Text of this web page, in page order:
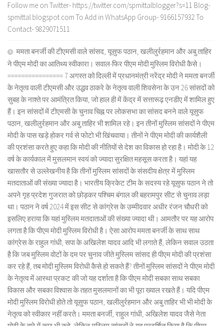
Follow me on Twitter- https://twitter.com/spmittalblogger?s=11 Blog-
spmittal.blogspot.com To Add in WhatsApp Group- 9166157932 To
Contact- 9829071511
ममता बनर्जी की टीएमसी वाले सांसद, यूसुफ पठान, खलीलुर्रहमान और अबु ताहिर
ने पीएम मोदी का आतिथ्य स्वीकारा। सवाल-फिर पीएम मोदी मुस्लिम विरोधी कैसे।
================ 7 अगस्त को दिल्ली में प्रधानमंत्री नरेंद्र मोदी ने ममता बनर्जी
के नेतृत्व वाली टीएमसी और उद्धव ठाकरे के नेतृत्व वाली शिवसेना के उन 26 सांसदों को
सुबह के नाश्ते पर आमंत्रित किया, जो हाल ही में केंद्र में सत्तारूढ़ एनडीए में शामिल हुए
हैं। इन सांसदों में टीएमसी के चुनाव चिह्न पर लोकसभा का सांसद बनने वाले यूसुफ
पठान, खलीलुर्रहमान और अबु ताहिर भी शामिल रहे। इन तीनों मुस्लिम सांसदों ने पीएम
मोदी के पास खड़े होकर गर्व से फोटो भी खिंचवाया। तीनों ने पीएम मोदी की कार्यशैली
की प्रशंसा करते हुए कहा कि मोदी की नीतियों से देश का विकास हो रहा है। मोदी के 12
वर्ष के कार्यकाल में मुसलमान स्वयं को ज्यादा सुरक्षित महसूस करता है। यहां यह
खासतौर से उल्लेखनीय है कि तीनों मुस्लिम सांसदों के संसदीय क्षेत्र में मुस्लिम
मतदाताओं की संख्या ज्यादा है। भारतीय क्रिकेट टीम के सदस्य रहे यूसुफ पठान ने तो
अपने गृह प्रदेश गुजरात को छोड़कर पश्चिम बंगाल की बहरामपुर सीट से चुनाव लड़ा
था। पठान ने वर्ष 2024 में इस सीट से कांग्रेस के उम्मीदवार अधीर रंजन चौधरी को
इसलिए हराया कि यहां मुस्लिम मतदाताओं की संख्या ज्यादा थी। आमतौर पर यह आरोप
लगता है कि पीएम मोदी मुस्लिम विरोधी है। ऐसा आरोप ममता बनर्जी के साथ साथ
कांग्रेस के राहुल गांधी, सपा के अखिलेश यादव आदि भी लगाते हैं, लेकिन सवाल उठता
है कि जब मुस्लिम वोटों के दम पर चुनाव जीते मुस्लिम सांसद ही पीएम मोदी की प्रशंसा
कर रहे हैं, तब मोदी मुस्लिम विरोधी कैसे हो सकते हैं? तीनों मुस्लिम सांसदों ने पीएम मोदी
के नेतृत्व में आस्था प्रकट की जो यह दर्शाता है कि पीएम मोदी सबका साथ सबका
विकास और सबका विश्वास के तहत मुसलमानों का भी पूरा ख्याल रखते हैं। यदि पीएम
मोदी मुस्लिम विरोधी होते तो यूसुफ पठान, खलीलुर्रहमान और अबु ताहिर भी भी मोदी के
नेतृत्व को स्वीकार नहीं करते। ममता बनर्जी, राहुल गांधी, अखिलेश यादव जैसे नेता